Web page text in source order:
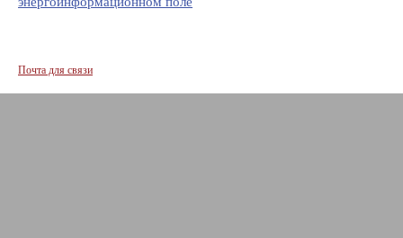
Почта для связи